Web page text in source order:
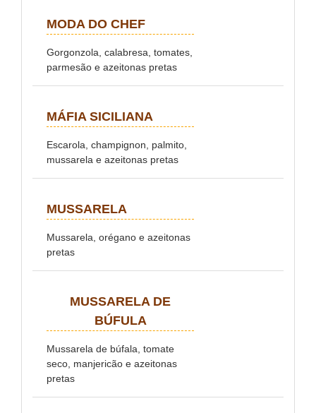
MODA DO CHEF
Gorgonzola, calabresa, tomates,
parmesão e azeitonas pretas
MÁFIA SICILIANA
Escarola, champignon, palmito,
mussarela e azeitonas pretas
MUSSARELA
Mussarela, orégano e azeitonas
pretas
MUSSARELA DE
BÚFULA
Mussarela de búfala, tomate
seco, manjericão e azeitonas
pretas